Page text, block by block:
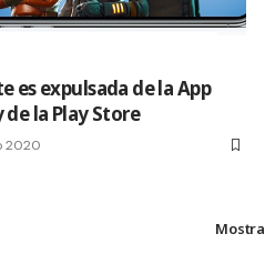
es expulsada de la App
de la Play Store
2020